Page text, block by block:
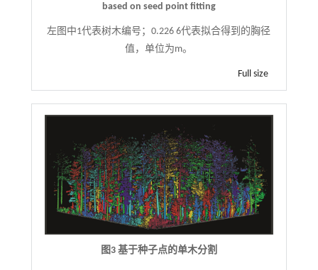
based on seed point fitting
左图中1代表树木编号；0.226 6代表拟合得到的胸径
值，单位为m。
Full size
图3 基于种子点的单木分割